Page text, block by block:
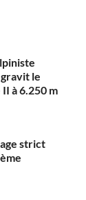
le
à 6.250 m
strict